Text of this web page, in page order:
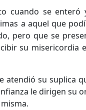
cuando se enteró
a aquel que
pero que se
su misericordia
atendió su suplica
le dirigen su